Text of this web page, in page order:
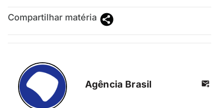
Compartilhar matéria
Agência Brasil